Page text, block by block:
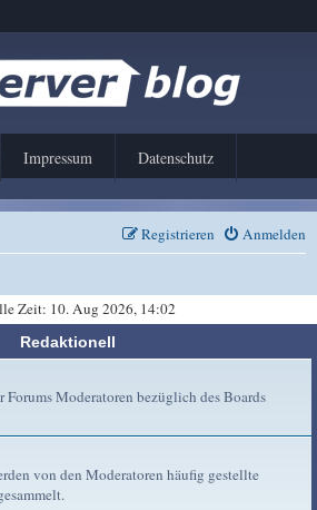
Impressum Datenschutz
Anmelden
Registrieren
Zeit: 10. Aug 2026, 14:02
Redaktionell
Moderatoren bezüglich des Boards
von den Moderatoren häufig gestellte